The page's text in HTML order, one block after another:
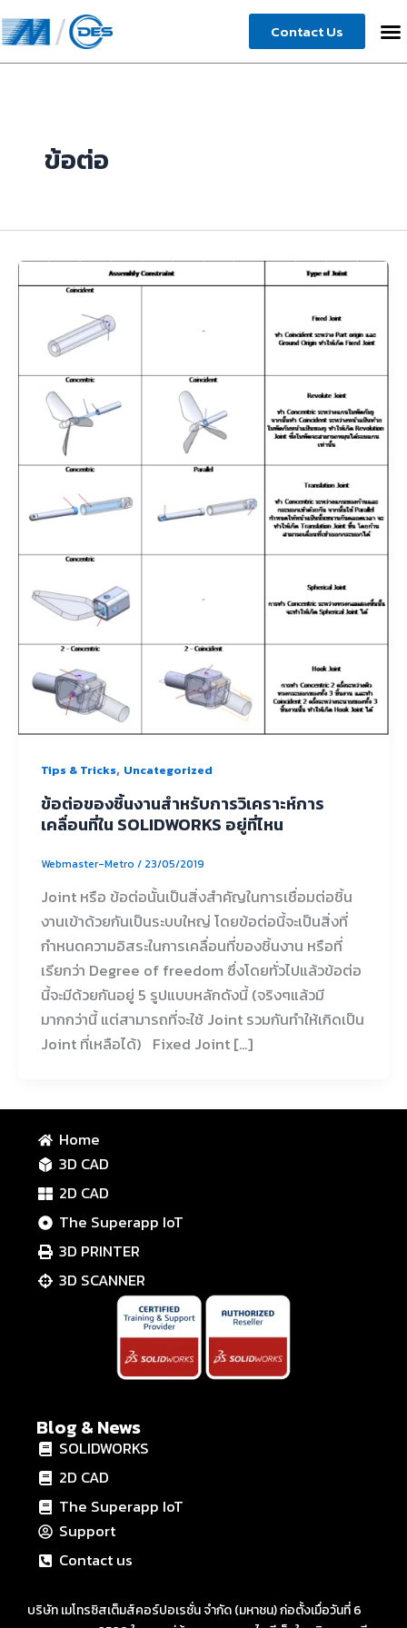
to
content
Contact Us
ข้อต่อ
Tips & Tricks, Uncategorized
ข้อต่อของชิ้นงานสำหรับการวิเคราะห์การ
เคลื่อนที่ใน SOLIDWORKS อยู่ที่ไหน
Webmaster-Metro / 23/05/2019
Joint หรือ ข้อต่อนั้นเป็นสิ่งสำคัญในการเชื่อมต่อชิ้น
งานเข้าด้วยกันเป็นระบบใหญ่ โดยข้อต่อนี้จะเป็นสิ่งที่
กำหนดความอิสระในการเคลื่อนที่ของชิ้นงาน หรือที่
เรียกว่า Degree of freedom ซึ่งโดยทั่วไปแล้วข้อต่อ
นี้จะมีด้วยกันอยู่ 5 รูปแบบหลักดังนี้ (จริงๆแล้วมี
มากกว่านี้ แต่สามารถที่จะใช้ Joint รวมกันทำให้เกิดเป็น
Joint ที่เหลือได้) Fixed Joint […]
Home
3D CAD
2D CAD
The Superapp IoT
3D PRINTER
3D SCANNER
Blog & News
SOLIDWORKS
2D CAD
The Superapp IoT
Support
Contact us
บริษัท เมโทรซิสเต็มส์คอร์ปอเรชั่น จำกัด (มหาชน) ก่อตั้งเมื่อวันที่ 6